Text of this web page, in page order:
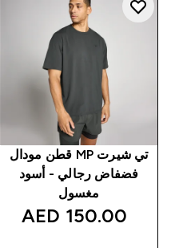
تي شيرت MP قطن مودال
فضفاض رجالي - أسود
مغسول
150.00 AED‎